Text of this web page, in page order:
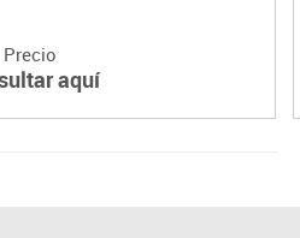
Precio
aquí